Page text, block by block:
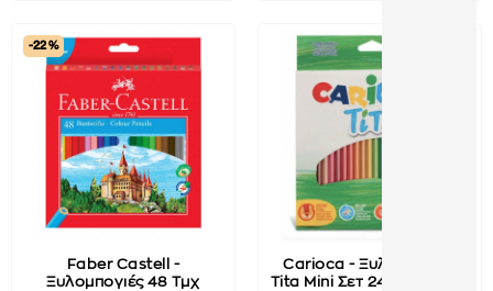
-22 %
Faber Castell -
Ξυλομπογιές 48 Τμχ
Carioca - Ξυλομπογιές
Tita Mini Σετ 24 Τμχ 42794